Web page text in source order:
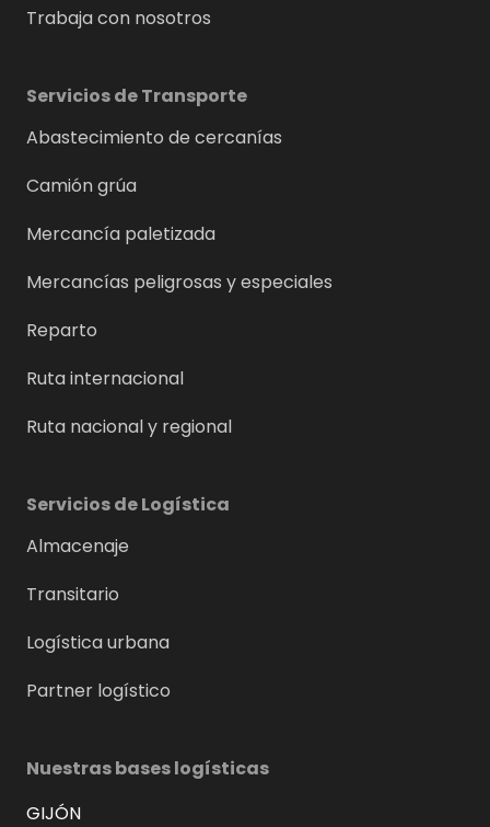
Trabaja con nosotros
Servicios de Transporte
Abastecimiento de cercanías
Camión grúa
Mercancía paletizada
Mercancías peligrosas y especiales
Reparto
Ruta internacional
Ruta nacional y regional
Servicios de Logística
Almacenaje
Transitario
Logística urbana
Partner logístico
Nuestras bases logísticas
GIJÓN